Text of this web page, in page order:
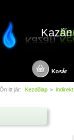
Kazán
Kosár
Ön itt jár: Kezdőlap >